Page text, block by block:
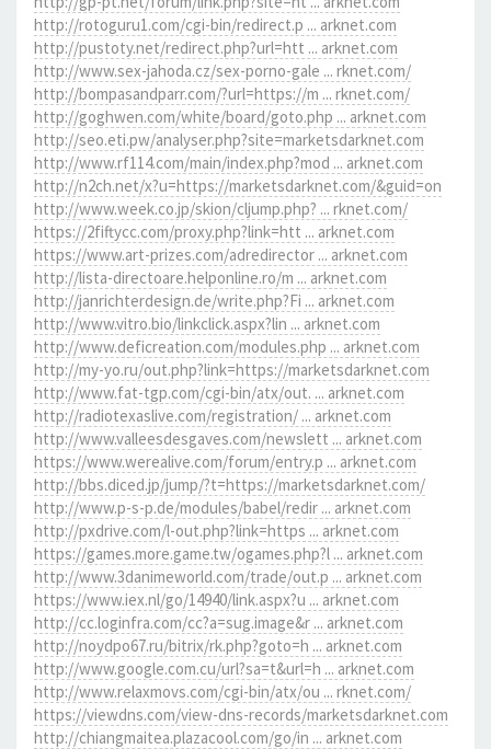
http://rotoguru1.com/cgi-bin/redirect.p ... arknet.com
http://pustoty.net/redirect.php?url=htt ... arknet.com
http://www.sex-jahoda.cz/sex-porno-gale ... rknet.com/
http://bompasandparr.com/?url=https://m ... rknet.com/
http://goghwen.com/white/board/goto.php ... arknet.com
http://seo.eti.pw/analyser.php?site=marketsdarknet.com
http://www.rf114.com/main/index.php?mod ... arknet.com
http://n2ch.net/x?u=https://marketsdarknet.com/&guid=on
http://www.week.co.jp/skion/cljump.php? ... rknet.com/
https://2fiftycc.com/proxy.php?link=htt ... arknet.com
https://www.art-prizes.com/adredirector ... arknet.com
http://lista-directoare.helponline.ro/m ... arknet.com
http://janrichterdesign.de/write.php?Fi ... arknet.com
http://www.vitro.bio/linkclick.aspx?lin ... arknet.com
http://www.deficreation.com/modules.php ... arknet.com
http://my-yo.ru/out.php?link=https://marketsdarknet.com
http://www.fat-tgp.com/cgi-bin/atx/out. ... arknet.com
http://radiotexaslive.com/registration/ ... arknet.com
http://www.valleesdesgaves.com/newslett ... arknet.com
https://www.werealive.com/forum/entry.p ... arknet.com
http://bbs.diced.jp/jump/?t=https://marketsdarknet.com/
http://www.p-s-p.de/modules/babel/redir ... arknet.com
http://pxdrive.com/l-out.php?link=https ... arknet.com
https://games.more.game.tw/ogames.php?l ... arknet.com
http://www.3danimeworld.com/trade/out.p ... arknet.com
https://www.iex.nl/go/14940/link.aspx?u ... arknet.com
http://cc.loginfra.com/cc?a=sug.image&r ... arknet.com
http://noydpo67.ru/bitrix/rk.php?goto=h ... arknet.com
http://www.google.com.cu/url?sa=t&url=h ... arknet.com
http://www.relaxmovs.com/cgi-bin/atx/ou ... rknet.com/
https://viewdns.com/view-dns-records/marketsdarknet.com
http://chiangmaitea.plazacool.com/go/in ... arknet.com